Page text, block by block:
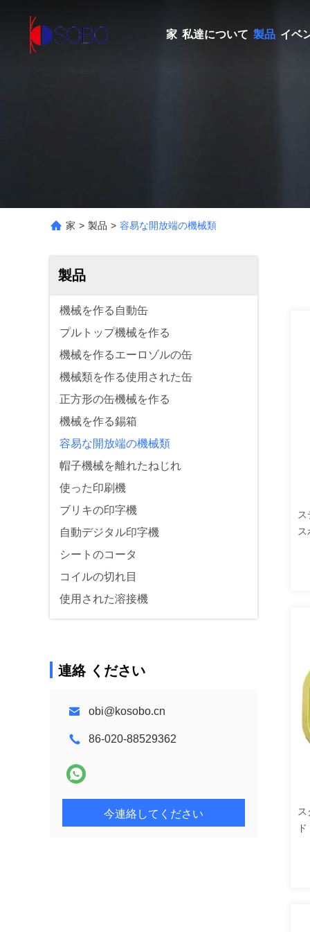
家 私達について 製品 イベ
家 > 製品 > 容易な開放端の機械類
製品
機械を作る自動缶
プルトップ機械を作る
機械を作るエーロゾルの缶
機械類を作る使用された缶
正方形の缶機械を作る
機械を作る錫箱
容易な開放端の機械類
帽子機械を離れたねじれ
使った印刷機
ブリキの印字機
自動デジタル印字機
シートのコータ
コイルの切れ目
使用された溶接機
連絡 ください
obi@kosobo.cn
86-020-88529362
今連絡してください